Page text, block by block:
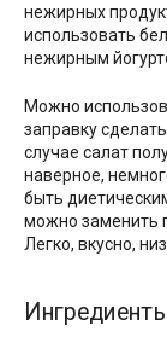
нежирных
использовать
нежирным
Можно
заправку
случае салат
наверное,
быть
можно заменить
Легко, вкусно,